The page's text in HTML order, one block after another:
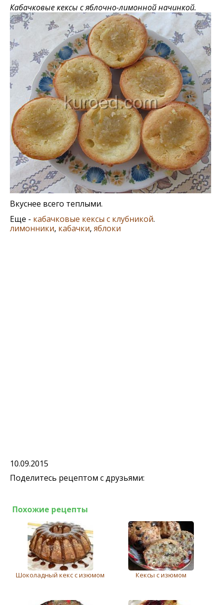
Кабачковые кексы с яблочно-лимонной начинкой.
Вкуснее всего теплыми.
Еще - кабачковые кексы с клубникой.
лимонники, кабачки, яблоки
10.09.2015
Поделитесь рецептом с друзьями:
Похожие рецепты
Шоколадный кекс с изюмом Кексы с изюмом